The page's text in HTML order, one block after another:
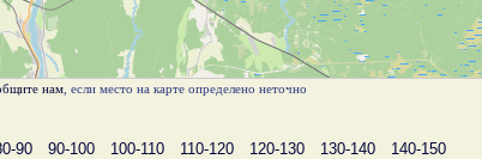
нам , если место на карте определено неточно
90 90-100 100-110 110-120 120-130 130-140
140-150